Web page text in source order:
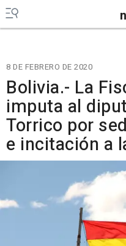
8 DE FEBRERO DE 2020
Bolivia.- La
imputa al
Torrico por
e incitación a